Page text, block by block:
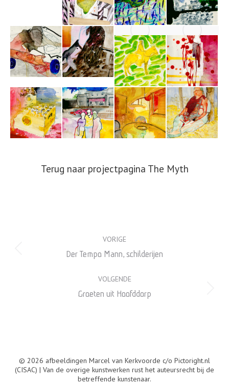
Terug naar projectpagina The Myth
navigatie
VORIGE
Vorig
Der Tempo Mann, schilderijen
VOLGENDE
Volgend
Groeten uit Hoofddorp
© 2026 afbeeldingen Marcel van Kerkvoorde c/o Pictoright.nl
(CISAC) | Van de overige kunstwerken rust het auteursrecht bij de
betreffende kunstenaar.